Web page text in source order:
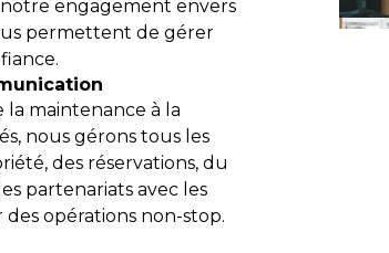
engagement envers
permettent de gérer
maintenance à la
nous gérons tous les
des réservations, du
partenariats avec les
opérations non-stop.